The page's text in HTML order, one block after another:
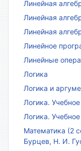
Линейная
Линейная
Линейная
Линейное
Линейные
Логика
Логика и
Логика.
Логика.
Математика (2
Бурцев, Н. И.